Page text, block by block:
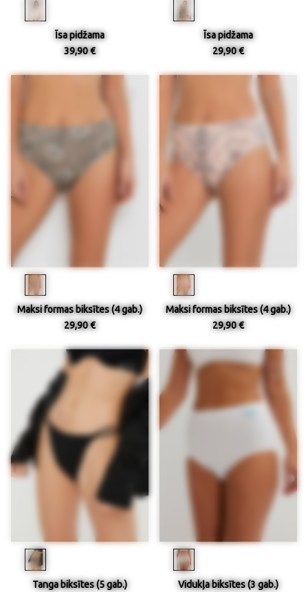
Īsa pidžama
39,90 €
Īsa pidžama
29,90 €
Maksi formas biksītes (4 gab.)
29,90 €
Maksi formas biksītes (4 gab.)
29,90 €
Tanga biksītes (5 gab.)
Vidukļa biksītes (3 gab.)